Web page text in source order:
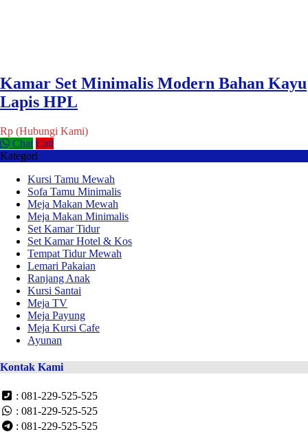
Kamar Set Minimalis Modern Bahan Kayu
Lapis HPL
Rp (Hubungi Kami)
Chat Call
Kategori
Kursi Tamu Mewah
Sofa Tamu Minimalis
Meja Makan Mewah
Meja Makan Minimalis
Set Kamar Tidur
Set Kamar Hotel & Kos
Tempat Tidur Mewah
Lemari Pakaian
Ranjang Anak
Kursi Santai
Meja TV
Meja Payung
Meja Kursi Cafe
Ayunan
Kontak Kami
: 081-229-525-525
: 081-229-525-525
: 081-229-525-525